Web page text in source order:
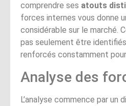
comprendre ses atouts
forces internes vous donne
considérable sur le marché.
pas seulement être
renforcés constamment
Analyse des
L’analyse commence par un